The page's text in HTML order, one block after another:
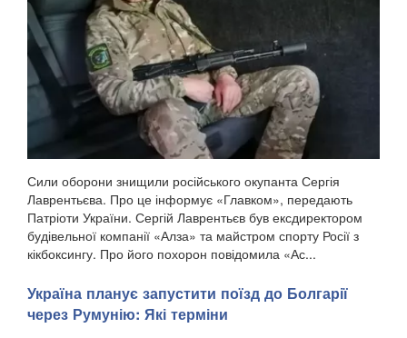
Сили оборони знищили російського окупанта Сергія
Лаврентьєва. Про це інформує «Главком», передають
Патріоти України. Сергій Лаврентьєв був ексдиректором
будівельної компанії «Алза» та майстром спорту Росії з
кікбоксингу. Про його похорон повідомила «Ас...
Україна планує запустити поїзд до Болгарії
через Румунію: Які терміни